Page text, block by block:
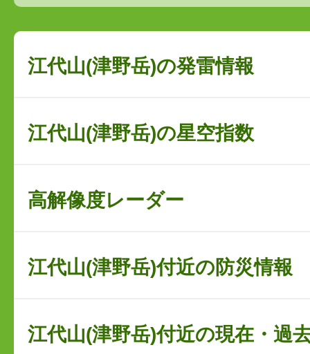
江代山(津野岳)の発雷情報
江代山(津野岳)の星空指数
高解像度レーダー
江代山(津野岳)付近の防災情報
江代山(津野岳)付近の現在・過